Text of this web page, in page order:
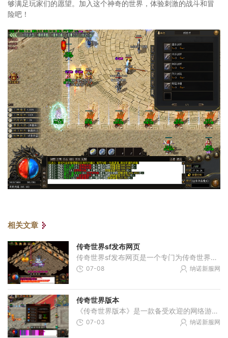
够满足玩家们的愿望。加入这个神奇的世界，体验刺激的战斗和冒
险吧！
相关文章
传奇世界sf发布网页
传奇世界sf发布网页是一个专门为传奇世界私服发布设计的网站。在传奇世界sf发布网页上，玩家可以找到各种私服版本的传奇世界，从而选择自己喜欢的玩法和版本。玩家可以畅游传奇
07-08 纳诺新服网
传奇世界版本
《传奇世界版本》是一款备受欢迎的网络游戏，以其独特的游戏设定和精彩纷呈的玩法吸引着无数玩家的关注。游戏中有着丰富多样的职业、炫酷的技能和刺激的战斗，让玩家能够体验
07-03 纳诺新服网